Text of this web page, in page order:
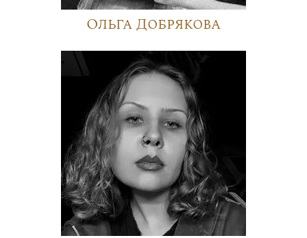
Ольга Добрякова